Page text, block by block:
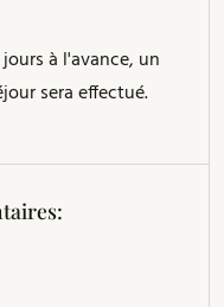
à l'avance, un
sera effectué.